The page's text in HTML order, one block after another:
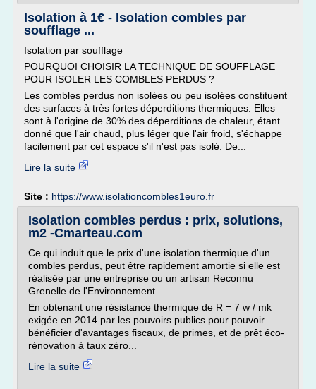
Isolation à 1€ - Isolation combles par
soufflage ...
Isolation par soufflage
POURQUOI CHOISIR LA TECHNIQUE DE SOUFFLAGE
POUR ISOLER LES COMBLES PERDUS ?
Les combles perdus non isolées ou peu isolées constituent
des surfaces à très fortes déperditions thermiques. Elles
sont à l'origine de 30% des déperditions de chaleur, étant
donné que l'air chaud, plus léger que l'air froid, s'échappe
facilement par cet espace s'il n'est pas isolé. De...
Lire la suite
Site : https://www.isolationcombles1euro.fr
Isolation combles perdus : prix, solutions,
m2 -Cmarteau.com
Ce qui induit que le prix d'une isolation thermique d'un
combles perdus, peut être rapidement amortie si elle est
réalisée par une entreprise ou un artisan Reconnu
Grenelle de l'Environnement.
En obtenant une résistance thermique de R = 7 w / mk
exigée en 2014 par les pouvoirs publics pour pouvoir
bénéficier d'avantages fiscaux, de primes, et de prêt éco-
rénovation à taux zéro...
Lire la suite